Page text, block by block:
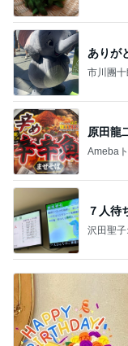
ありが
市川團
原田龍
Ameba
７人待
沢田聖子